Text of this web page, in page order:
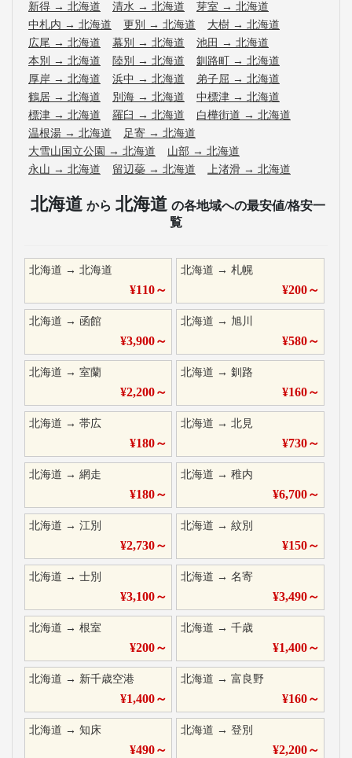
新得 → 北海道 清水 → 北海道 芽室 → 北海道
中札内 → 北海道 更別 → 北海道 大樹 → 北海道
広尾 → 北海道 幕別 → 北海道 池田 → 北海道
本別 → 北海道 陸別 → 北海道 釧路町 → 北海道
厚岸 → 北海道 浜中 → 北海道 弟子屈 → 北海道
鶴居 → 北海道 別海 → 北海道 中標津 → 北海道
標津 → 北海道 羅臼 → 北海道 白樺街道 → 北海道
温根湯 → 北海道 足寄 → 北海道
大雪山国立公園 → 北海道 山部 → 北海道
永山 → 北海道 留辺蘂 → 北海道 上渚滑 → 北海道
北海道 から 北海道 の各地域への最安値/格安一
覧
北海道 → 北海道
¥110～
北海道 →札幌
¥200～
北海道 → 函館
¥3,900～
北海道 →旭川
¥580～
北海道 → 室蘭
¥2,200～
北海道 →釧路
¥160～
北海道 → 帯広
¥180～
北海道 →北見
¥730～
北海道 → 網走
¥180～
北海道 →稚内
¥6,700～
北海道 → 江別
¥2,730～
北海道 →紋別
¥150～
北海道 → 士別
¥3,100～
北海道 →名寄
¥3,490～
北海道 → 根室
¥200～
北海道 →千歳
¥1,400～
北海道 → 新千歳空港
¥1,400～
北海道 →富良野
¥160～
北海道 → 知床
¥490～
北海道 →登別
¥2,200～